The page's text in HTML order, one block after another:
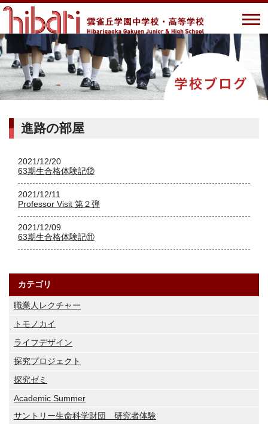
進路の部屋
2021/12/20
63期生合格体験記⑫
2021/12/11
Professor Visit 第２弾
2021/12/09
63期生合格体験記⑪
カテゴリ
職業人レクチャー
トモノカイ
ライフデザイン
探究プロジェクト
探究ゼミ
Academic Summer
サントリー生命科学財団 研究者体験